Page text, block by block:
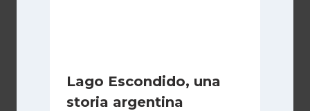
Lago Escondido, una
storia argentina